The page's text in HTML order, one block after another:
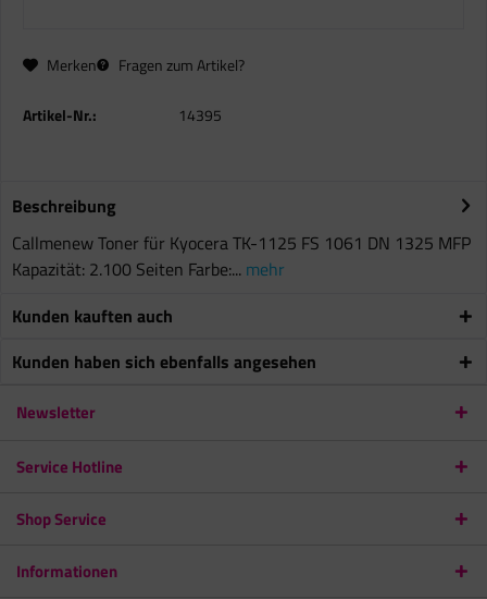
Merken Fragen zum Artikel?
Artikel-Nr.: 14395
Beschreibung
Callmenew Toner für Kyocera TK-1125 FS 1061 DN 1325 MFP
Kapazität: 2.100 Seiten Farbe:... mehr
Kunden kauften auch
Kunden haben sich ebenfalls angesehen
Newsletter
Service Hotline
Shop Service
Informationen